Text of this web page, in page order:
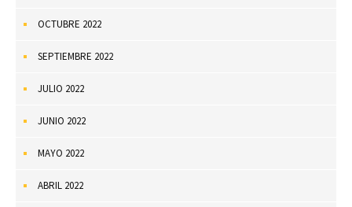
OCTUBRE 2022
SEPTIEMBRE 2022
JULIO 2022
JUNIO 2022
MAYO 2022
ABRIL 2022